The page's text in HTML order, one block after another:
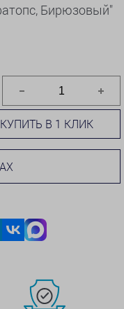
Бирюзовый"
КУПИТЬ В 1 КЛИК